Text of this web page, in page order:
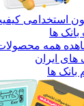
استخدامی کیفیت
ها
همه محصولات
ایران
ها